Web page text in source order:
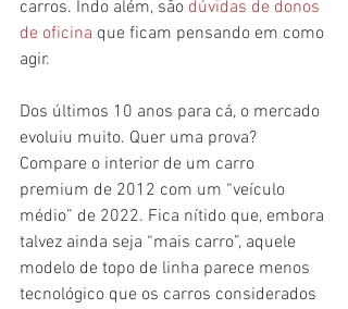
carros. Indo além, são dúvidas de donos
de oficina que ficam pensando em como
agir.
Dos últimos 10 anos para cá, o mercado
evoluiu muito. Quer uma prova?
Compare o interior de um carro
premium de 2012 com um “veículo
médio” de 2022. Fica nítido que, embora
talvez ainda seja “mais carro”, aquele
modelo de topo de linha parece menos
tecnológico que os carros considerados